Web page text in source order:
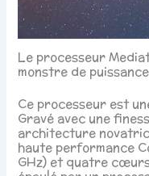
Le processeur
monstre de
Ce processeur est
Gravé avec une
architecture
haute performance
GHz) et quatre